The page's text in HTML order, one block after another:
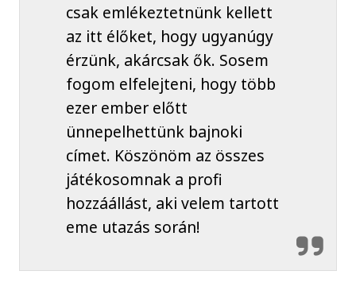
csak emlékeztetnünk kellett
az itt élőket, hogy ugyanúgy
érzünk, akárcsak ők. Sosem
fogom elfelejteni, hogy több
ezer ember előtt
ünnepelhettünk bajnoki
címet. Köszönöm az összes
játékosomnak a profi
hozzáállást, aki velem tartott
eme utazás során!